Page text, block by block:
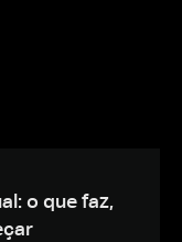
o que faz,